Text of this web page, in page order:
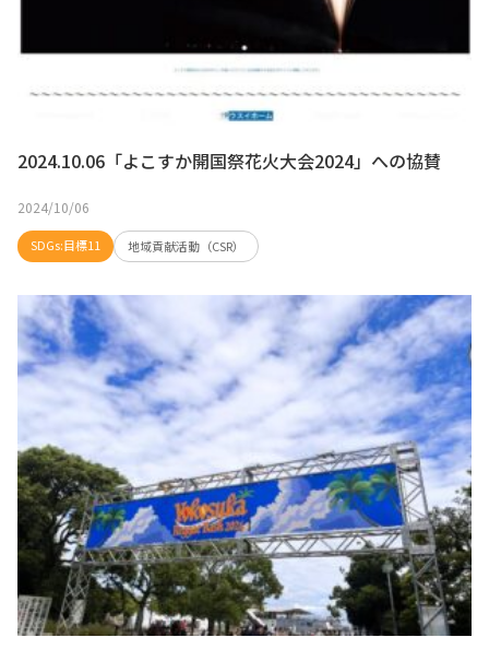
2024.10.06「よこすか開国祭花火大会2024」への協賛
2024/10/06
SDGs:目標11 地域貢献活動（CSR）